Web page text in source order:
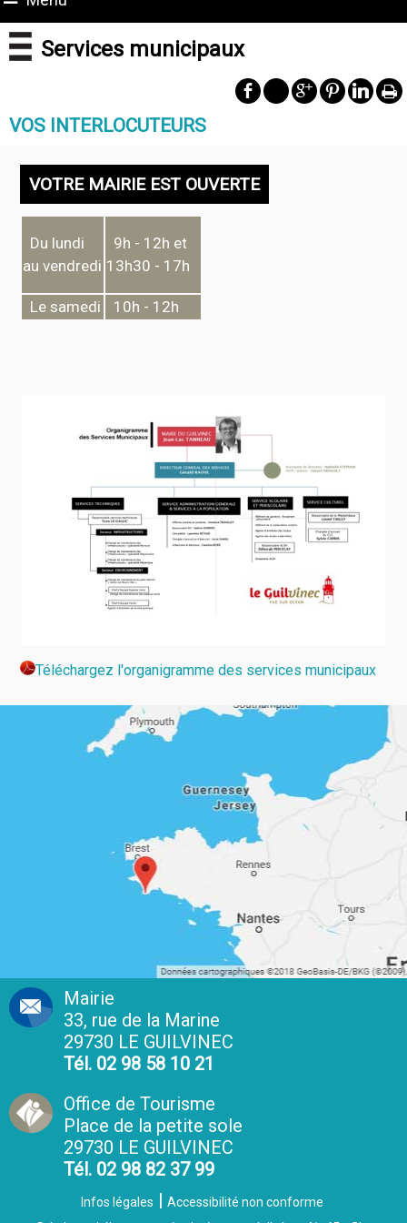
Services municipaux
VOS INTERLOCUTEURS
VOTRE MAIRIE EST OUVERTE
Du lundi
au vendredi
9h - 12h et
13h30 - 17h
Le samedi 10h - 12h
Téléchargez l'organigramme des services municipaux
Mairie
33, rue de la Marine
29730 LE GUILVINEC
Tél. 02 98 58 10 21
Office de Tourisme
Place de la petite sole
29730 LE GUILVINEC
Tél. 02 98 82 37 99
Infos légales Accessibilité non conforme